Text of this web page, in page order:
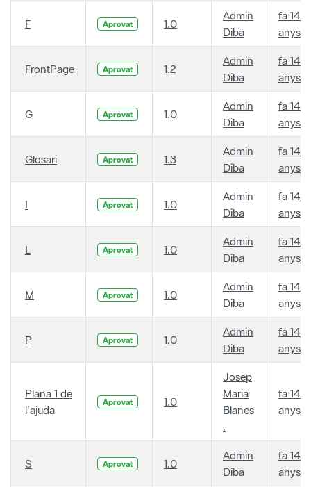
F Aprovat 1.0
Admin
Diba
fa 14
anys
FrontPage Aprovat 1.2
Admin
Diba
fa 14
anys
G Aprovat 1.0
Admin
Diba
fa 14
anys
Glosari Aprovat 1.3
Admin
Diba
fa 14
anys
I Aprovat 1.0
Admin
Diba
fa 14
anys
L Aprovat 1.0
Admin
Diba
fa 14
anys
M Aprovat 1.0
Admin
Diba
fa 14
anys
P Aprovat 1.0
Admin
Diba
fa 14
anys
Plana 1 de
l'ajuda
Aprovat 1.0
Josep
Maria
Blanes
.
fa 14
anys
S Aprovat 1.0
Admin
Diba
fa 14
anys